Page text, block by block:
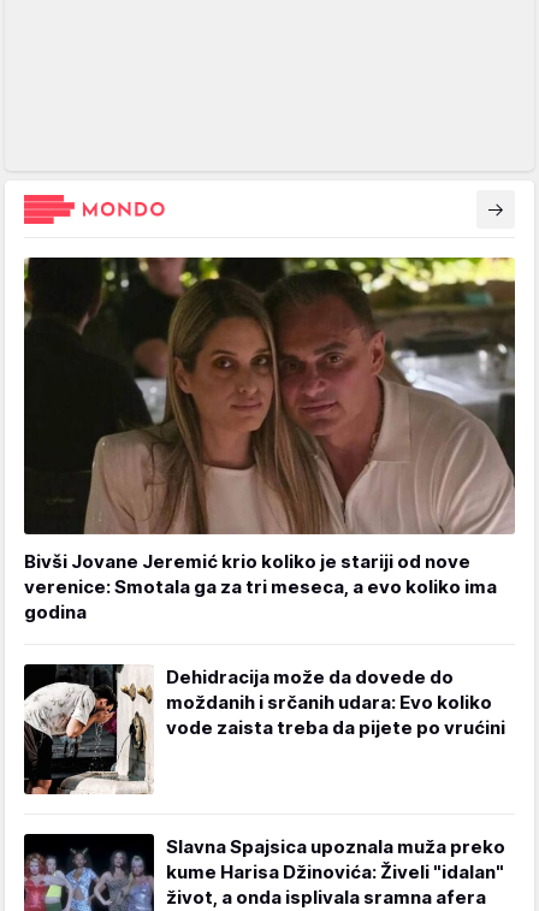
Bivši Jovane Jeremić krio koliko je stariji od nove
verenice: Smotala ga za tri meseca, a evo koliko ima
godina
Dehidracija može da dovede do
moždanih i srčanih udara: Evo koliko
vode zaista treba da pijete po vrućini
Slavna Spajsica upoznala muža preko
kume Harisa Džinovića: Živeli "idalan"
život, a onda isplivala sramna afera